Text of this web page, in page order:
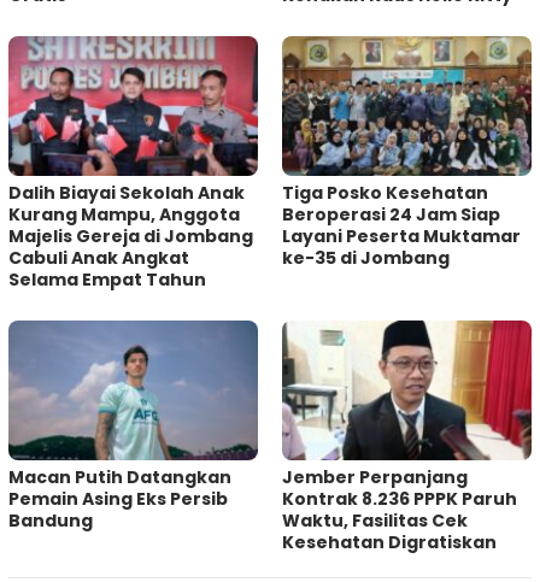
Dalih Biayai Sekolah Anak
Kurang Mampu, Anggota
Majelis Gereja di Jombang
Cabuli Anak Angkat
Selama Empat Tahun
Tiga Posko Kesehatan
Beroperasi 24 Jam Siap
Layani Peserta Muktamar
ke-35 di Jombang
Macan Putih Datangkan
Pemain Asing Eks Persib
Bandung
Jember Perpanjang
Kontrak 8.236 PPPK Paruh
Waktu, Fasilitas Cek
Kesehatan Digratiskan